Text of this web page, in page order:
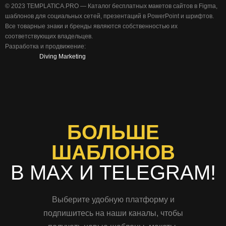
©️ 2023 TEMPLATICA.PRO — Каталог бесплатных макетов сайтов в Figma,
шаблонов для социальных сетей, презентаций в PowerPoint и шрифтов.
Все товарные знаки и бренды являются собственностью их
соответствующих владельцев.
Разработка и продвижение:
Diving Marketing
БОЛЬШЕ
ШАБЛОНОВ
В MAX И TELEGRAM!
Выберите удобную платформу и
подпишитесь на наши каналы, чтобы